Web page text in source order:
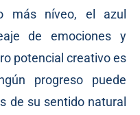
más níveo, el azul
de emociones y
potencial creativo es
progreso puede
de su sentido natural